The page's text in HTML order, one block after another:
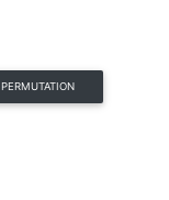
PERMUTATION